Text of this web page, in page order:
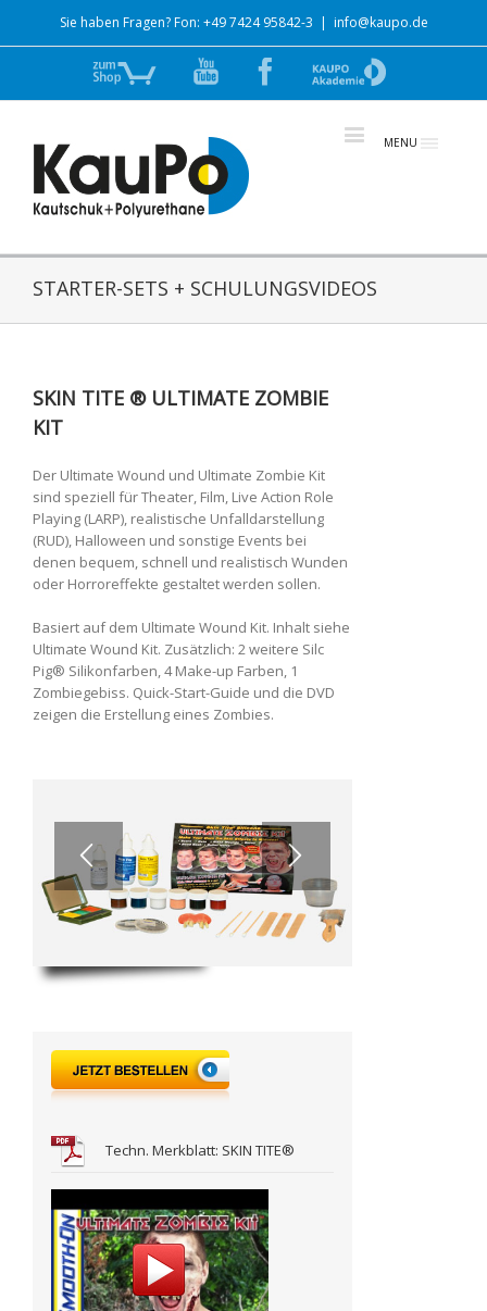
Sie haben Fragen? Fon: +49 7424 95842-3 | info@kaupo.de
Zum
Shop
YouTube Facebook
zur
Akademie
MENU
STARTER-SETS + SCHULUNGSVIDEOS
SKIN TITE ® ULTIMATE ZOMBIE
KIT
Der Ultimate Wound und Ultimate Zombie Kit
sind speziell für Theater, Film, Live Action Role
Playing (LARP), realistische Unfalldarstellung
(RUD), Halloween und sonstige Events bei
denen bequem, schnell und realistisch Wunden
oder Horroreffekte gestaltet werden sollen.
Basiert auf dem Ultimate Wound Kit. Inhalt siehe
Ultimate Wound Kit. Zusätzlich: 2 weitere Silc
Pig® Silikonfarben, 4 Make-up Farben, 1
Zombiegebiss. Quick-Start-Guide und die DVD
zeigen die Erstellung eines Zombies.
Techn. Merkblatt: SKIN TITE®